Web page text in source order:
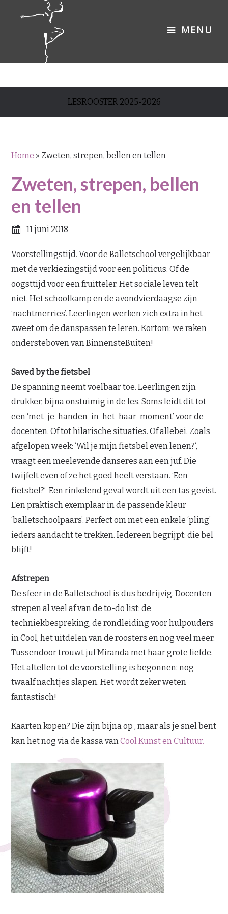
LESROOSTER 2025-2026
Home » Zweten, strepen, bellen en tellen
Zweten, strepen, bellen
en tellen
11 juni 2018
Voorstellingstijd. Voor de Balletschool vergelijkbaar
met de verkiezingstijd voor een politicus. Of de
oogsttijd voor een fruitteler. Het sociale leven telt
niet. Het schoolkamp en de avondvierdaagse zijn
‘nachtmerries’. Leerlingen werken zich extra in het
zweet om de danspassen te leren. Kortom: we raken
ondersteboven van BinnensteBuiten!
Saved by the fietsbel
De spanning neemt voelbaar toe. Leerlingen zijn
drukker, bijna onstuimig in de les. Soms leidt dit tot
een ‘met-je-handen-in-het-haar-moment’ voor de
docenten. Of tot hilarische situaties. Of allebei. Zoals
afgelopen week: ‘Wil je mijn fietsbel even lenen?‘,
vraagt een meelevende danseres aan een juf. Die
twijfelt even of ze het goed heeft verstaan. ‘Een
fietsbel?’ Een rinkelend geval wordt uit een tas gevist.
Een praktisch exemplaar in de passende kleur
‘balletschoolpaars’. Perfect om met een enkele ‘pling’
ieders aandacht te trekken. Iedereen begrijpt: die bel
blijft!
Afstrepen
De sfeer in de Balletschool is dus bedrijvig. Docenten
strepen al veel af van de to-do list: de
techniekbespreking, de rondleiding voor hulpouders
in Cool, het uitdelen van de roosters en nog veel meer.
Tussendoor trouwt juf Miranda met haar grote liefde.
Het aftellen tot de voorstelling is begonnen: nog
twaalf nachtjes slapen. Het wordt zeker weten
fantastisch!
Kaarten kopen? Die zijn bijna op , maar als je snel bent
kan het nog via de kassa vanCool Kunst en Cultuur.